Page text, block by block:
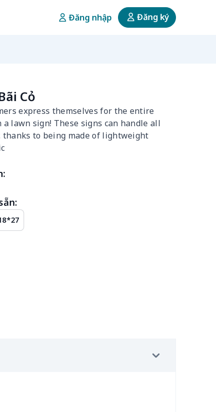
Đăng nhập Đăng ký
Cỏ
express themselves for the entire
lawn sign! These signs can handle all
thanks to being made of lightweight